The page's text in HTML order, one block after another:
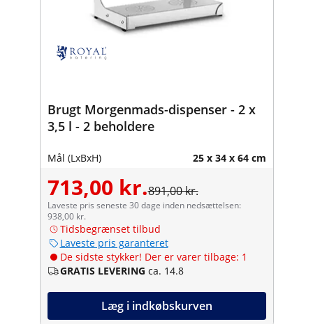
Brugt Morgenmads-dispenser - 2 x
3,5 l - 2 beholdere
Mål (LxBxH) 25 x 34 x 64 cm
713,00 kr.891,00 kr.
Laveste pris seneste 30 dage inden nedsættelsen:
938,00 kr.
Tidsbegrænset tilbud
Laveste pris garanteret
De sidste stykker! Der er varer tilbage: 1
GRATIS LEVERING ca. 14.8
Læg i indkøbskurven